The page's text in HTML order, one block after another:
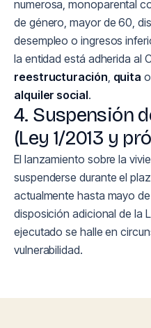
numerosa, monoparental
de género, mayor de 60,
desempleo o ingresos
la entidad está adherida al
reestructuración, quita o
alquiler social.
4. Suspensión
(Ley 1/2013 y
El lanzamiento sobre la
suspenderse durante el
actualmente hasta mayo
disposición adicional de la
ejecutado se halle en
vulnerabilidad.